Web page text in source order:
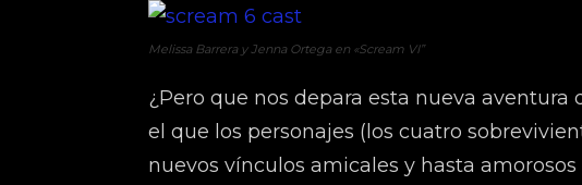
Melissa Barrera y Jenna Ortega en «Scream VI”
¿Pero que nos depara esta nueva aventura
el que los personajes (los cuatro
nuevos vínculos amicales y hasta